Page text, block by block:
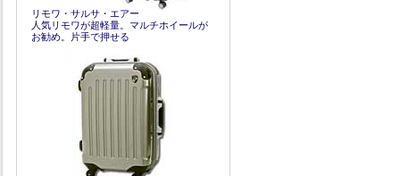
リモワ・サルサ・エアー
人気リモワが超軽量。マルチホイールが
お勧め。片手で押せる